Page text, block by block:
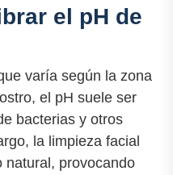
el pH de
varía según la zona
el pH suele ser
bacterias y otros
la limpieza facial
natural, provocando